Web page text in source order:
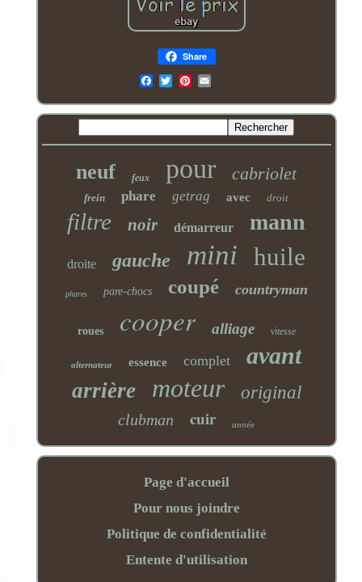
Share
Email
neuf feux pour cabriolet
frein phare getrag avec droit
filtre noir démarreur mann
droite gauche mini huile
phares pare-chocs coupé countryman
roues cooper alliage vitesse
alternateur essence complet avant
arrière moteur original
clubman cuir année
Page d'accueil
Pour nous joindre
Politique de confidentialité
Entente d'utilisation